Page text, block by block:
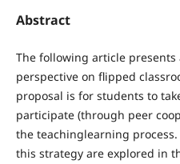
Abstract
The following article
perspective on flipped
proposal is for students to
participate (through peer
the teachinglearning
this strategy are explored in